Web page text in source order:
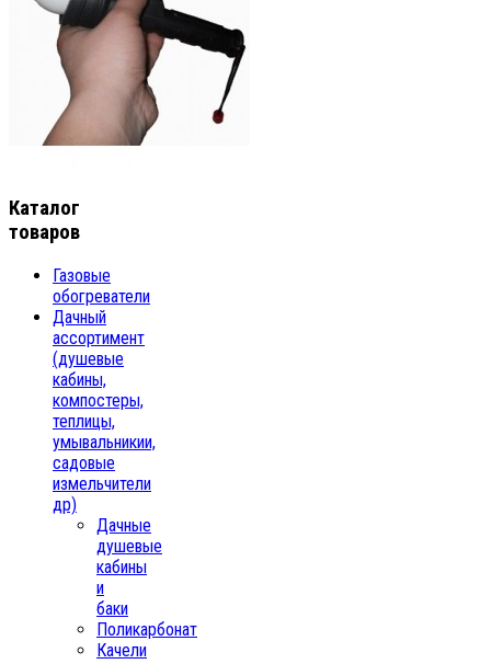
Каталог
товаров
Газовые
обогреватели
Дачный
ассортимент
(душевые
кабины,
компостеры,
теплицы,
умывальникии,
садовые
измельчители
др)
Дачные
душевые
кабины
и
баки
Поликарбонат
Качели